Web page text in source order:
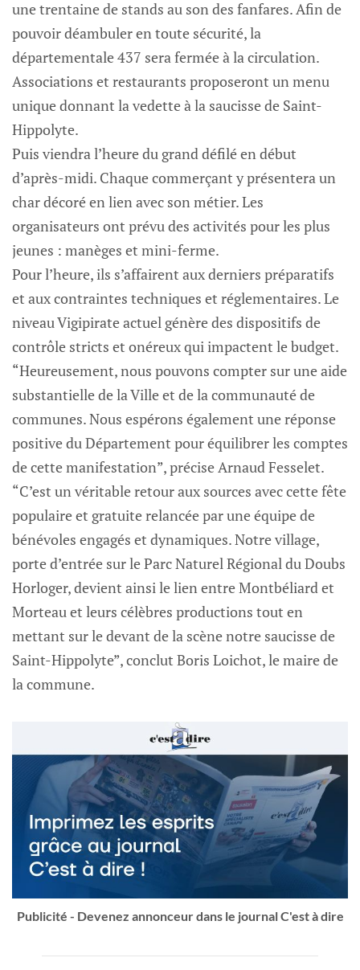
une trentaine de stands au son des fanfares. Afin de
pouvoir déambuler en toute sécurité, la
départementale 437 sera fermée à la circulation.
Associations et restaurants proposeront un menu
unique donnant la vedette à la saucisse de Saint-
Hippolyte.
Puis viendra l’heure du grand défilé en début
d’après-midi. Chaque commerçant y présentera un
char décoré en lien avec son métier. Les
organisateurs ont prévu des activités pour les plus
jeunes : manèges et mini-ferme.
Pour l’heure, ils s’affairent aux derniers préparatifs
et aux contraintes techniques et réglementaires. Le
niveau Vigipirate actuel génère des dispositifs de
contrôle stricts et onéreux qui impactent le budget.
“Heureusement, nous pouvons compter sur une aide
substantielle de la Ville et de la communauté de
communes. Nous espérons également une réponse
positive du Département pour équilibrer les comptes
de cette manifestation”, précise Arnaud Fesselet.
“C’est un véritable retour aux sources avec cette fête
populaire et gratuite relancée par une équipe de
bénévoles engagés et dynamiques. Notre village,
porte d’entrée sur le Parc Naturel Régional du Doubs
Horloger, devient ainsi le lien entre Montbéliard et
Morteau et leurs célèbres productions tout en
mettant sur le devant de la scène notre saucisse de
Saint-Hippolyte”, conclut Boris Loichot, le maire de
la commune.
Publicité - Devenez annonceur dans le journal C'est à dire